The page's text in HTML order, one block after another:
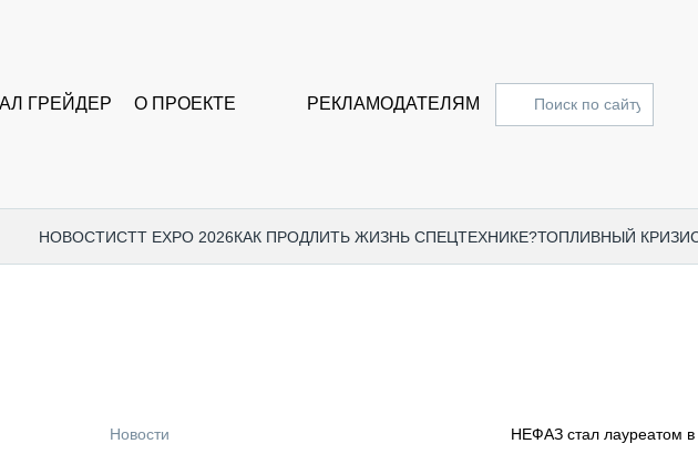
ГРЕЙДЕР О ПРОЕКТЕ РЕКЛАМОДАТЕЛЯМ
НОВОСТИCTT EXPO 2026КАК ПРОДЛИТЬ ЖИЗНЬ СПЕЦТЕХНИКЕ?ТОПЛИВНЫЙ
ПОДЪЁМНАЯ
Новости НЕФАЗ стал лауреатом в